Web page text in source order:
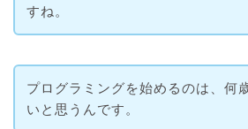
すね。
プログラミングを始めるのは、何
いと思うんです。